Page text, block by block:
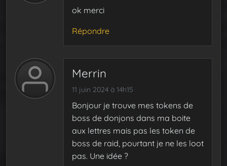
ok merci
Répondre
Merrin
11 juin 2024 à 14h15
Bonjour je trouve mes tokens de
boss de donjons dans ma boite
aux lettres mais pas les token de
boss de raid, pourtant je ne les loot
pas. Une idée ?